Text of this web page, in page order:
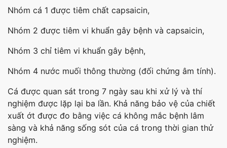
Nhóm cá 1 được tiêm chất capsaicin,
Nhóm 2 được tiêm vi khuẩn gây bệnh và capsaicin,
Nhóm 3 chỉ tiêm vi khuẩn gây bệnh,
Nhóm 4 nước muối thông thường (đối chứng âm tính).
Cá được quan sát trong 7 ngày sau khi xử lý và thí
nghiệm được lặp lại ba lần. Khả năng bảo vệ của chiết
xuất ớt được đo bằng việc cá không mắc bệnh lâm
sàng và khả năng sống sót của cá trong thời gian thử
nghiệm.